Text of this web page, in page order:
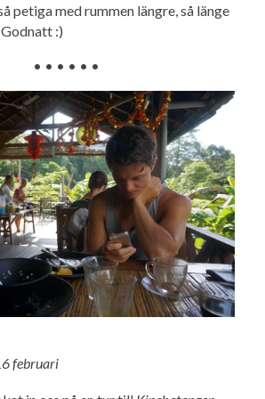
petiga med rummen längre, så länge
:)
• • • • • •
februari